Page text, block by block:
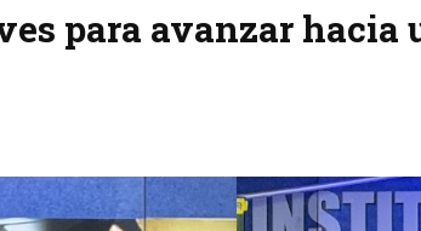
para avanzar hacia